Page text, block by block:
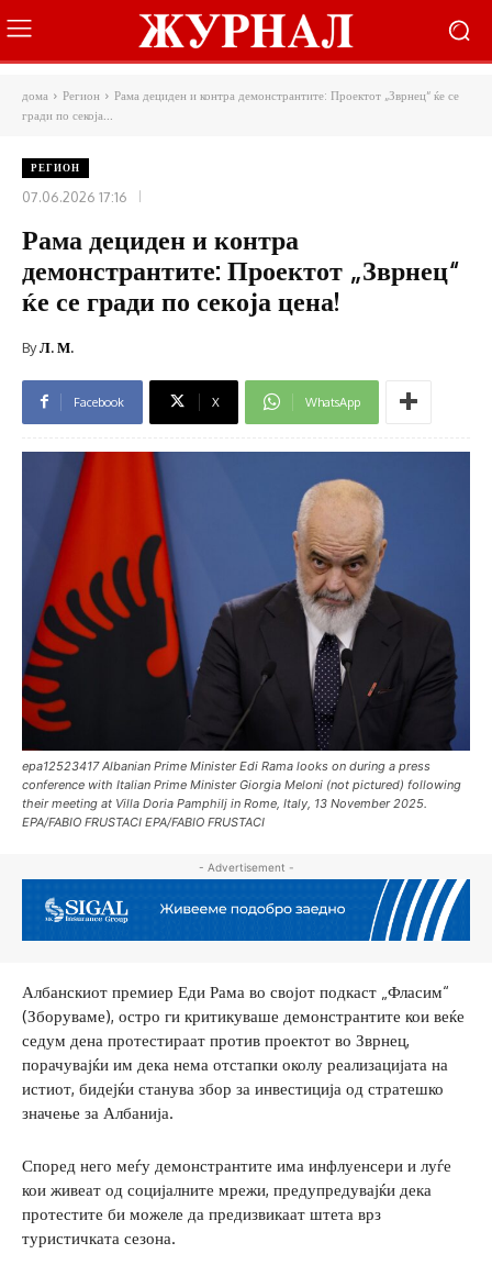
дома Регион
Рама дециден и контра демонстрантите: Проектот „Зврнец“ ќе се
гради по секоја...
РЕГИОН
07.06.2026 17:16
Рама дециден и контра
демонстрантите: Проектот „Зврнец“
ќе се гради по секоја цена!
ByЛ. М.
Facebook X WhatsApp
epa12523417 Albanian Prime Minister Edi Rama looks on during a press
conference with Italian Prime Minister Giorgia Meloni (not pictured) following
their meeting at Villa Doria Pamphilj in Rome, Italy, 13 November 2025.
EPA/FABIO FRUSTACI EPA/FABIO FRUSTACI
- Advertisement -
Албанскиот премиер Еди Рама во својот подкаст „Фласим“
(Зборуваме), остро ги критикуваше демонстрантите кои веќе
седум дена протестираат против проектот во Зврнец,
порачувајќи им дека нема отстапки околу реализацијата на
истиот, бидејќи станува збор за инвестиција од стратешко
значење за Албанија.
Според него меѓу демонстрантите има инфлуенсери и луѓе
кои живеат од социјалните мрежи, предупредувајќи дека
протестите би можеле да предизвикаат штета врз
туристичката сезона.